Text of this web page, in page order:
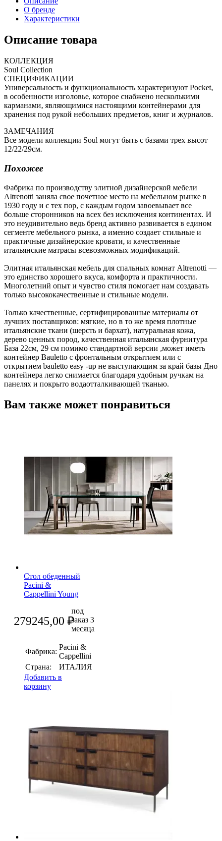
О бренде
Характеристики
Описание товара
КОЛЛЕКЦИЯ
Soul Collection
СПЕЦИФИКАЦИИ
Универсальность и функциональность характеризуют Pocket,
в особенности изголовье, которое снабжено несколькими
карманами, являющимися настоящими контейнерами для
хранения под рукой небольших предметов, книг и журналов.
ЗАМЕЧАНИЯ
Все модели коллекции Soul могут быть с базами трех высот
12/22/29см.
Похожее
Фабрика по производству элитной дизайнерской мебели
Altrenotti заняла свое почетное место на мебельном рынке в
1930 году и с тех пор, с каждым годом завоевывает все
больше сторонников на всех без исключения континентах. И
это неудивительно ведь бренд активно развивается в едином
сегменте мебельного рынка, а именно создает стильные и
практичные дизайнерские кровати, и качественные
итальянские матрасы всевозможных модификаций.
Элитная итальянская мебель для спальных комнат Altrenotti —
это единство хорошего вкуса, комфорта и практичности.
Многолетний опыт и чувство стиля помогает нам создавать
только высококачественные и стильные модели.
Только качественные, сертифицированные материалы от
лучших поставщиков: мягкие, но в то же время плотные
итальянские ткани (шерсть и бархат), натуральная кожа,
дерево ценных пород, качественная итальянская фурнитура
База 22см, 29 см помимо стандартной версии ,может иметь
контейнер Bauletto с фронтальным открытием или с
открытием bauletto easy -up не выступающим за край базы Дно
контейнера легко снимается благодаря удобным ручкам на
панелях и покрыто водаотталкивающей тканью.
Вам также может понравиться
Стол обеденный
Pacini &
Cappellini Young
279245,00₽
под
заказ 3
месяца
Фабрика:
Pacini &
Cappellini
Страна:
ИТАЛИЯ
Добавить в
корзину